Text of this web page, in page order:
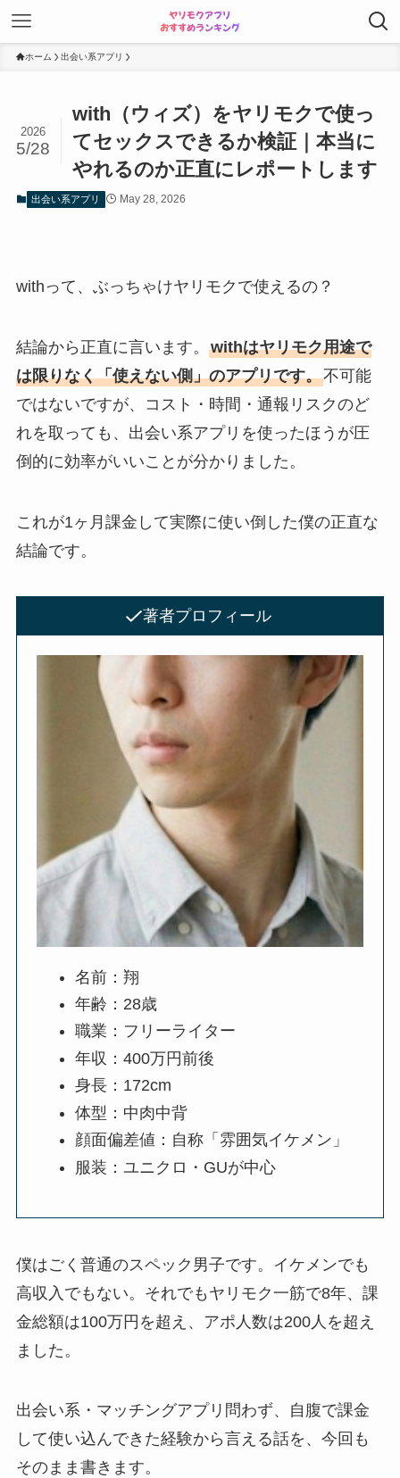
ホーム 出会い系アプリ
with（ウィズ）をヤリモクで使っ
てセックスできるか検証｜本当に
やれるのか正直にレポートします
2026
5/28
出会い系アプリ May 28, 2026
withって、ぶっちゃけヤリモクで使えるの？
結論から正直に言います。 withはヤリモク用途で
は限りなく「使えない側」のアプリです。不可能
ではないですが、コスト・時間・通報リスクのど
れを取っても、出会い系アプリを使ったほうが圧
倒的に効率がいいことが分かりました。
これが1ヶ月課金して実際に使い倒した僕の正直な
結論です。
著者プロフィール
名前：翔
年齢：28歳
職業：フリーライター
年収：400万円前後
身長：172cm
体型：中肉中背
顔面偏差値：自称「雰囲気イケメン」
服装：ユニクロ・GUが中心
僕はごく普通のスペック男子です。イケメンでも
高収入でもない。それでもヤリモク一筋で8年、課
金総額は100万円を超え、アポ人数は200人を超え
ました。
出会い系・マッチングアプリ問わず、自腹で課金
して使い込んできた経験から言える話を、今回も
そのまま書きます。